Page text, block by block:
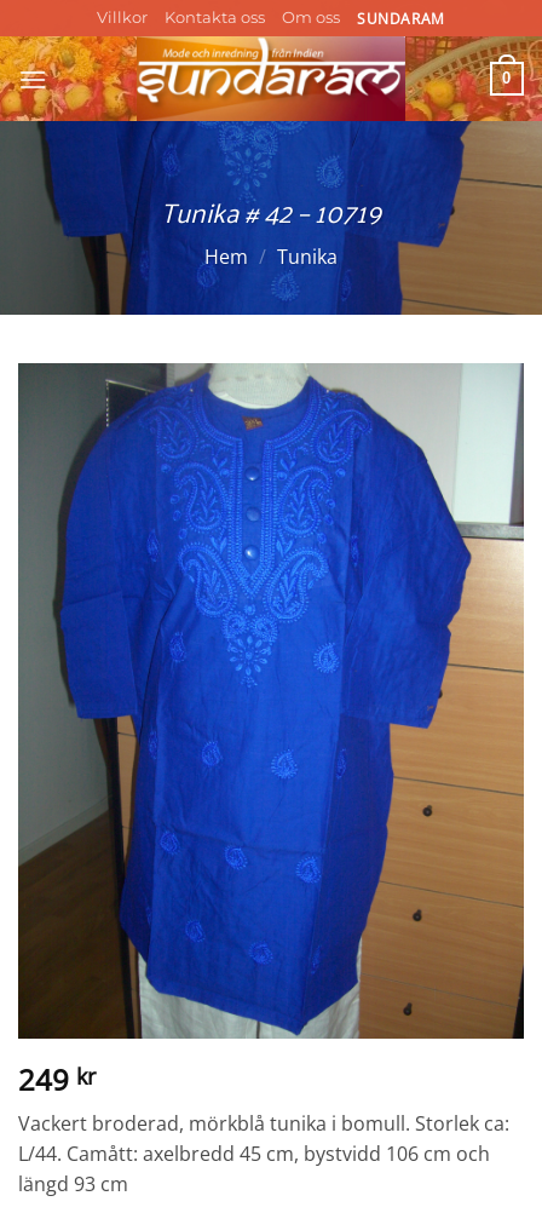
to
content
Villkor Kontakta oss Om oss SUNDARAM
0
Tunika # 42 – 10719
Hem / Tunika
249 kr
Vackert broderad, mörkblå tunika i bomull. Storlek ca:
L/44. Camått: axelbredd 45 cm, bystvidd 106 cm och
längd 93 cm